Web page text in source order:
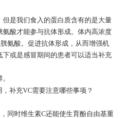
是我们食入的蛋白质含有的是大量
酸才能参与抗体形成。体内高浓度
氨酸。促进抗体形成，从而增强机
或是感冒期间的患者可以适当补充
时维生素C还能使生育酚自由基重